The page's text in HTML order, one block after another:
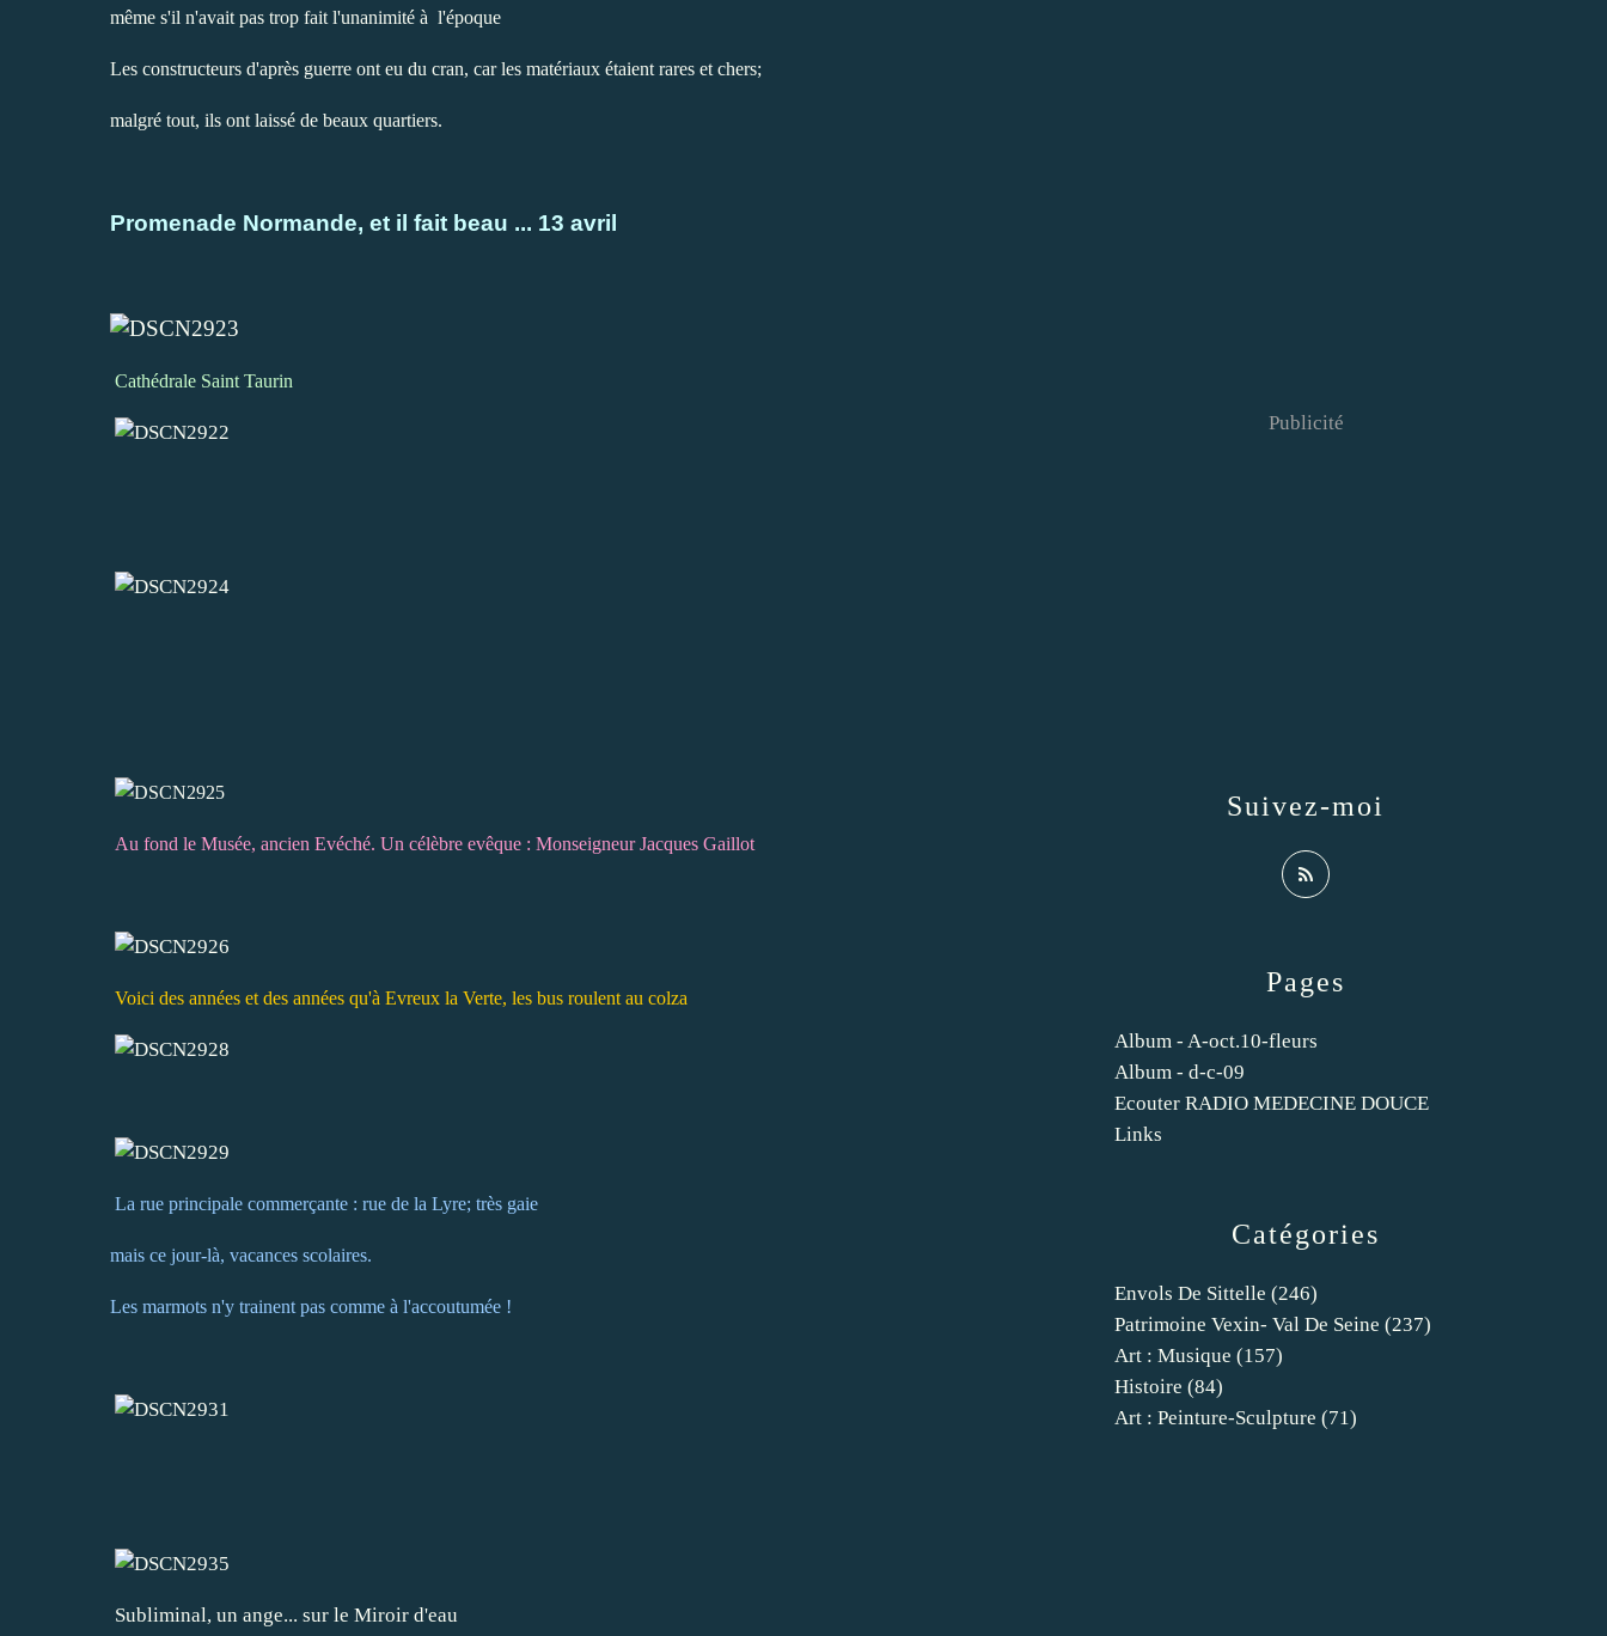
même s'il n'avait pas trop fait l'unanimité à l'époque
Les constructeurs d'après guerre ont eu du cran, car les matériaux étaient rares et chers;
malgré tout, ils ont laissé de beaux quartiers.
Promenade Normande, et il fait beau ... 13 avril
Cathédrale Saint Taurin
Au fond le Musée, ancien Evéché. Un célèbre evêque : Monseigneur Jacques Gaillot
Voici des années et des années qu'à Evreux la Verte, les bus roulent au colza
La rue principale commerçante : rue de la Lyre; très gaie
mais ce jour-là, vacances scolaires.
Les marmots n'y trainent pas comme à l'accoutumée !
Subliminal, un ange... sur le Miroir d'eau
Catégories
Envols De Sittelle (246)
Patrimoine Vexin- Val De Seine (237)
Art : Musique (157)
Histoire (84)
Art : Peinture-Sculpture (71)
Pages
Album - A-oct.10-fleurs
Album - d-c-09
Ecouter RADIO MEDECINE DOUCE
Links
Suivez-moi
Publicité